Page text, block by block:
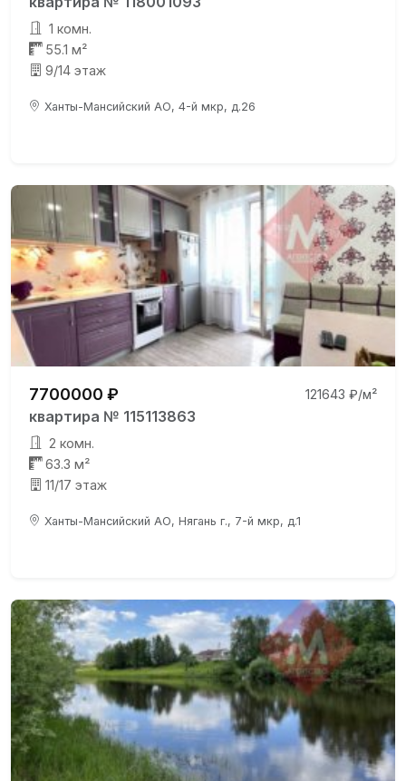
1 комн.
55.1 м²
9/14 этаж
Ханты-Мансийский АО, 4-й мкр, д.26
7700000 ₽ 121643 ₽/м²
квартира № 115113863
2 комн.
63.3 м²
11/17 этаж
Ханты-Мансийский АО, Нягань г., 7-й мкр, д.1